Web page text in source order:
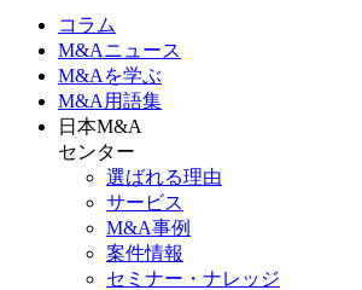
コラム
M&Aニュース
M&Aを学ぶ
M&A 用語集
日本M&A
センター
選ばれる理由
サービス
M&A事例
案件情報
セミナー・ナレッジ